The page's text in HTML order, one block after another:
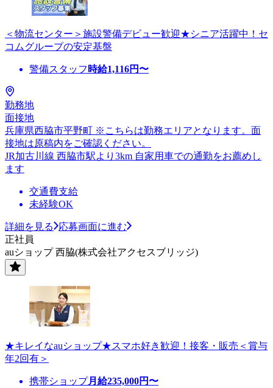
＜物流センター＞施設警備デビュー歓迎★シニア活躍中！セ
コムグループの安定基盤
警備スタッフ 時給1,116円〜
勤務地
面接地
兵庫県西脇市平野町 ※こちらは勤務エリアとなります。面
接地は原稿内をご確認ください。
JR加古川線 西脇市駅より3km 自家用車での通勤をお薦めし
ます
交通費支給
未経験OK
詳細を見る
応募画面に進む
正社員
auショップ 西脇(株式会社アクセスブリッジ)
★キレイなauショップ★スマホ好き歓迎！接客・販売＜賞与
年2回有＞
携帯ショップ月給235,000円〜